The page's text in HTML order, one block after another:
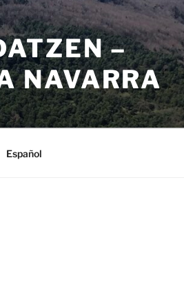
–
NAVARRA
Español